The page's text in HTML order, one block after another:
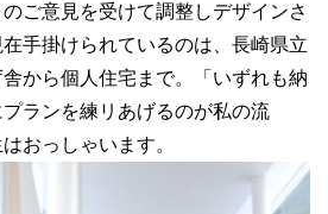
ご意見を受けて調整しデザインさ
手掛けられているのは、長崎県立
から個人住宅まで。「いずれも納
ランを練リあげるのが私の流
おっしゃいます。